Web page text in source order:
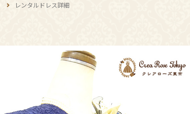
クルージング、
ダンスパーティーのドレス
レンタルドレス詳細